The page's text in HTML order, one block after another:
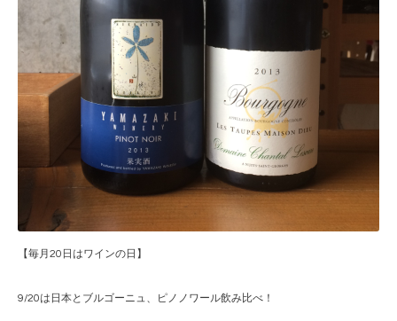
【毎月20日はワインの日】
9/20は日本とブルゴーニュ、ピノノワール飲み比べ！